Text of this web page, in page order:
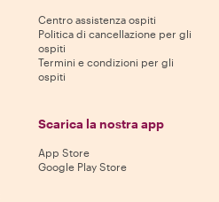
Centro assistenza ospiti
Politica di cancellazione per gli
ospiti
Termini e condizioni per gli
ospiti
Scarica la nostra app
App Store
Google Play Store